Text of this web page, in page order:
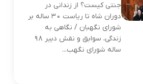
جنتی کیست؟ از زندانی در
دوران شاه تا ریاست ۳۰ ساله بر
شورای نگهبان / نگاهی به
زندگی، سوابق و نقش دبیر ۹۸
ساله شورای نگهب...